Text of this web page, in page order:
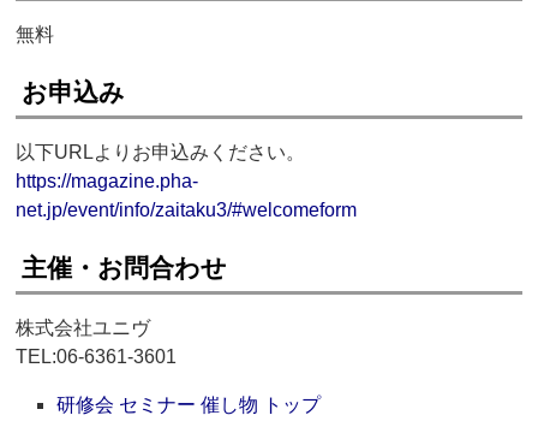
無料
お申込み
以下URLよりお申込みください。
https://magazine.pha-
net.jp/event/info/zaitaku3/#welcomeform
主催・お問合わせ
株式会社ユニヴ
TEL:06-6361-3601
研修会 セミナー 催し物 トップ